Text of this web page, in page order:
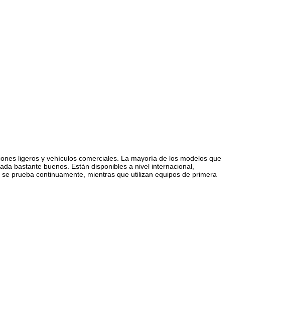
ligeros y vehículos comerciales. La mayoría de los modelos que
bastante buenos. Están disponibles a nivel internacional,
prueba continuamente, mientras que utilizan equipos de primera